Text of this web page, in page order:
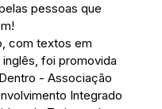
pessoas que
com textos em
foi promovida
- Associação
Integrado